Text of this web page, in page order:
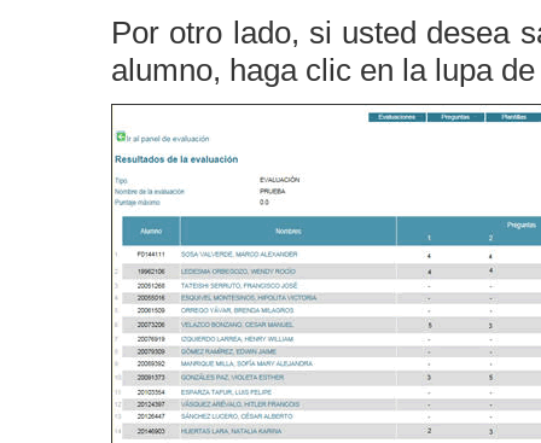
Por otro lado, si usted desea
alumno, haga clic en la lupa